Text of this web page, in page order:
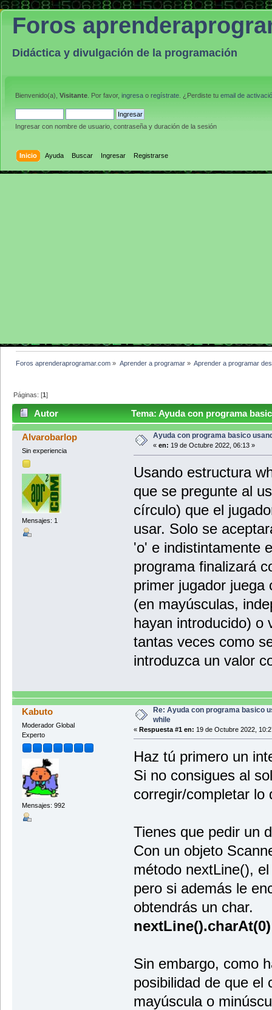
Foros
Didáctica y divulgación de la programación
Bienvenido(a), Visitante . Por favor, ingresa o regístrate . ¿Perdiste tu email de
Ingresar con nombre de usuario, contraseña y duración de la sesión
Inicio Ayuda Buscar Ingresar Registrarse
Foros aprenderaprogramar.com » Aprender a programar» Aprender a programar
Páginas: [1]
Autor Tema: Ayuda con programa
Alvarobarlop
Sin experiencia
Mensajes: 1
Ayuda con programa basico
« en: 19 de Octubre 2022, 06:13 »
Usando estructura
que se pregunte al
círculo) que el
usar. Solo se
'o' e indistintamente
programa finalizará
primer jugador
(en mayúsculas,
hayan introducido) o
tantas veces como
introduzca un valor
Kabuto
Moderador Global
Experto
Mensajes: 992
Re: Ayuda con programa basico
while
« Respuesta #1 en: 19 de Octubre 2022,
Haz tú primero un
Si no consigues al
corregir/completar lo
Tienes que pedir un
Con un objeto
método nextLine(),
pero si además le
obtendrás un char.
Sin embargo, como
posibilidad de que el
mayúscula o